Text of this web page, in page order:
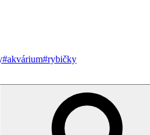
#akvárium#rybičky